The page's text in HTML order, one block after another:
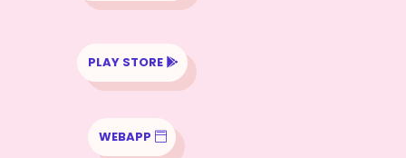
PLAY STORE
WEBAPP